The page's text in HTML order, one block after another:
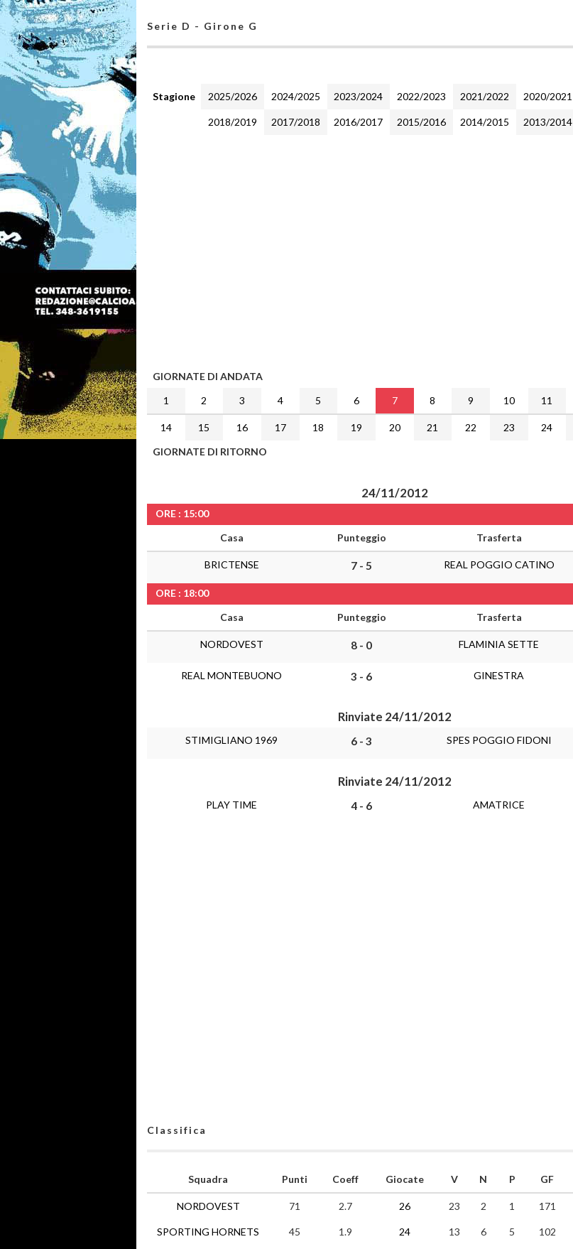
Serie D - Girone G
Stagione 2025/2026 2024/2025 2023/2024 2022/2023 2021/2022 2020/2021
2018/2019 2017/2018 2016/2017 2015/2016 2014/2015 2013/2014
GIORNATE DI ANDATA
1
2 3 4 5 6 7 8 9 10 11
14 15 16 17 18 19 20 21 22 23 24
GIORNATE DI RITORNO
24/11/2012
ORE : 15:00
Casa
Punteggio Trasferta
BRICTENSE 7 - 5 REAL POGGIO CATINO
ORE : 18:00
Casa
Punteggio Trasferta
NORDOVEST 8 - 0 FLAMINIA SETTE
REAL MONTEBUONO 3 - 6 GINESTRA
Rinviate 24/11/2012
STIMIGLIANO 1969 6 - 3 SPES POGGIO FIDONI
Rinviate 24/11/2012
PLAY TIME 4 - 6 AMATRICE
Classifica
Squadra
NORDOVEST
SPORTING HORNETS
Punti Coeff Giocate V N P GF
71 2.7 26 23 2 1 171
45 1.9 24 13 6 5 102